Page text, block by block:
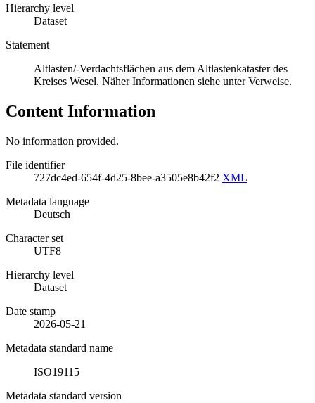
Hierarchy level
Dataset
Statement
Altlasten/-Verdachtsflächen aus dem Altlastenkataster des
Kreises Wesel. Näher Informationen siehe unter Verweise.
Content Information
No information provided.
File identifier
727dc4ed-654f-4d25-8bee-a3505e8b42f2 XML
Metadata language
Deutsch
Character set
UTF8
Hierarchy level
Dataset
Date stamp
2026-05-21
Metadata standard name
ISO19115
Metadata standard version